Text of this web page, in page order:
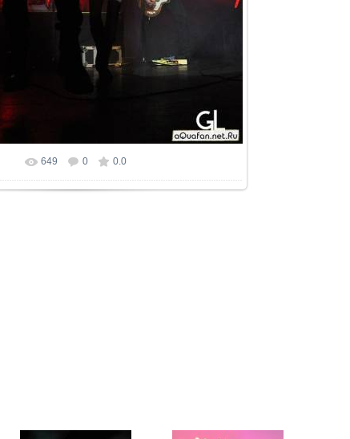
Размер фотографии: 680x1024
649 0 0.0